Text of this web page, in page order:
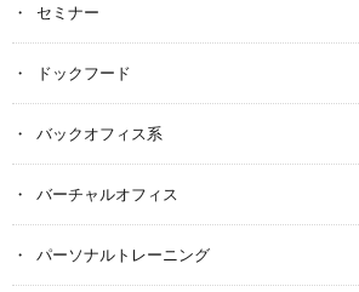
セミナー
ドックフード
バックオフィス系
バーチャルオフィス
パーソナルトレーニング